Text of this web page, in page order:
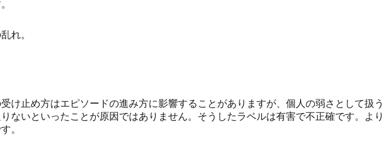
れ。
止め方はエピソードの進み方に影響することがありますが、個人の弱さとして扱う
いといったことが原因ではありません。そうしたラベルは有害で不正確です。より
。